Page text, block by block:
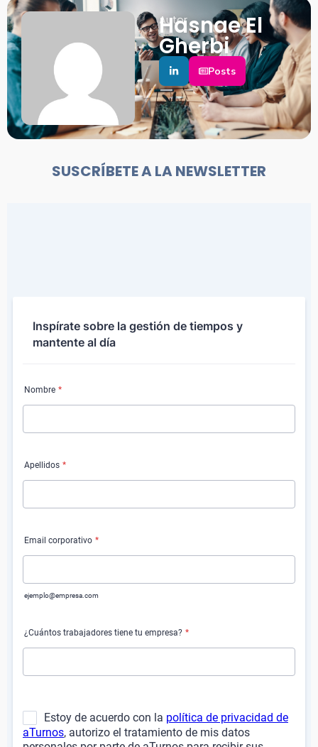
Autor
Hasnae El
Gherbi
Posts
SUSCRÍBETE A LA NEWSLETTER